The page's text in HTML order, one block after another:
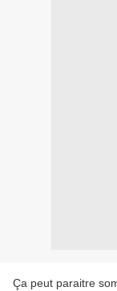
Ça peut paraitre